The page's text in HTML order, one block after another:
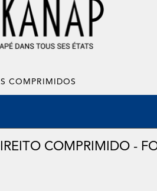
COMPRIMIDOS
COMPRIMIDO -